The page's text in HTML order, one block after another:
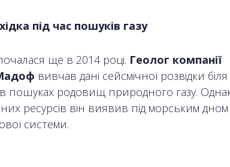
під час пошуків газу
ще в 2014 році. Геолог компанії
вивчав дані сейсмічної розвідки біля
пошуках родовищ природного газу.
ресурсів він виявив під морським дном
системи.